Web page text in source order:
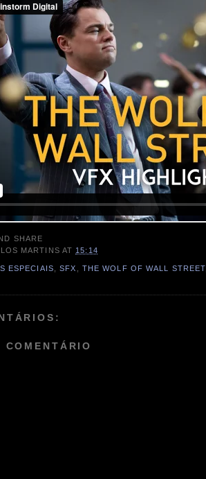
MARTINS AT 15:14
ESPECIAIS ,SFX THE WOLF OF WALL STREET
COMENTÁRIO